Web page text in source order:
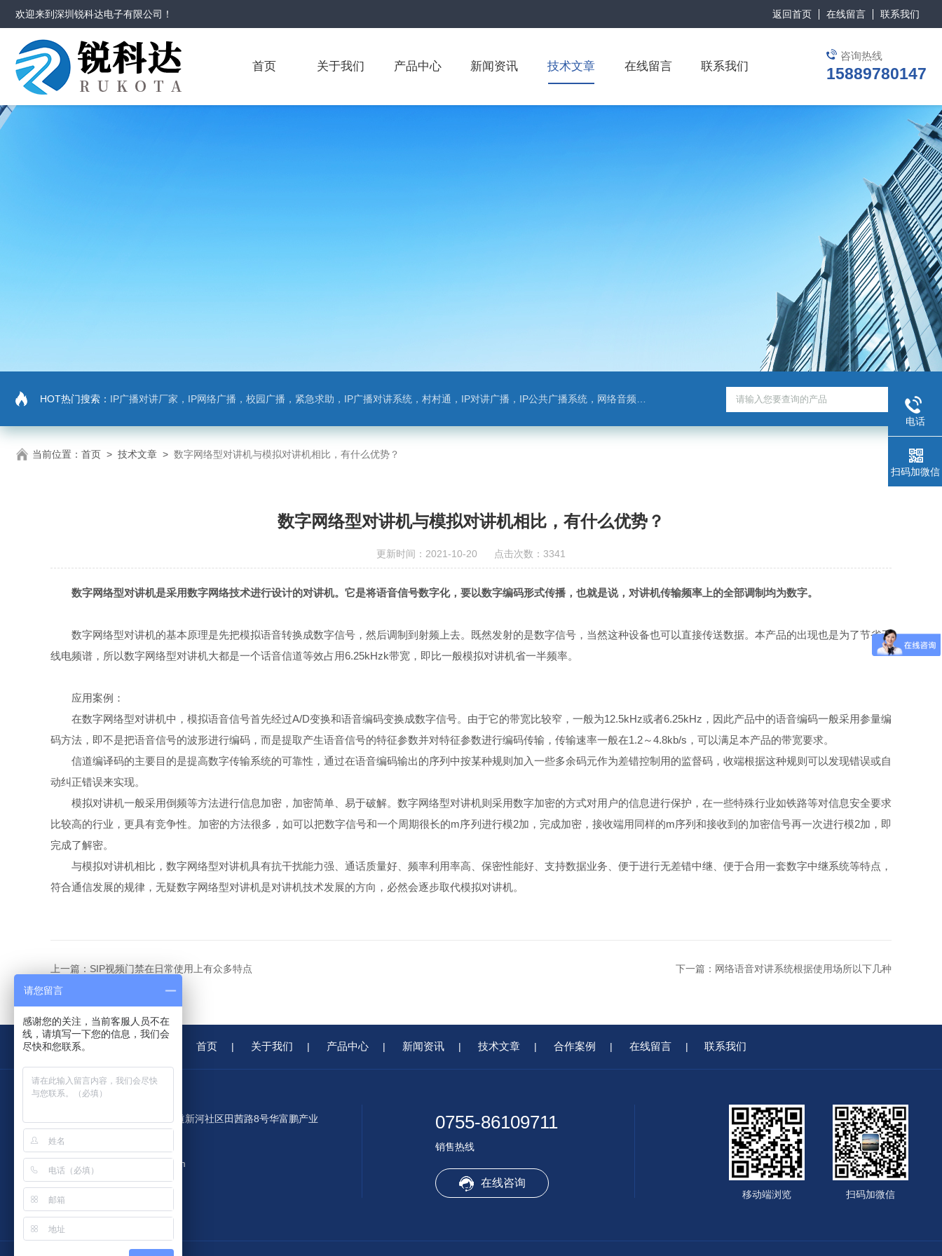
欢迎来到深圳锐科达电子有限公司 ！ 返回首页 在线留言 联系我们
咨询热线
15889780147
首页 关于我们 产品中心 新闻资讯 技术文章 在线留言 联系我们
HOT热门搜索： IP广播对讲厂家，IP网络广播，校园广播，紧急求助，IP广播对讲系统，村村通，IP对讲广播，IP公共广播系统，网络音频模块，银行对讲，背景音乐，网络录播，班班通
当前位置： 首页 > 技术文章 > 数字网络型对讲机与模拟对讲机相比，有什么优势？
数字网络型对讲机与模拟对讲机相比，有什么优势？
更新时间：2021-10-20 点击次数：3341
数字网络型对讲机是采用数字网络技术进行设计的对讲机。它是将语音信号数字化，要以数字编码形式传播，也就是说，对讲机传输频率上的全部调制均为数字。
数字网络型对讲机的基本原理是先把模拟语音转换成数字信号，然后调制到射频上去。既然发射的是数字信号，当然这种设备也可以直接传送数据。本产品的出现也是为了节省无
线电频谱，所以数字网络型对讲机大都是一个话音信道等效占用6.25kHzk带宽，即比一般模拟对讲机省一半频率。
应用案例：
在数字网络型对讲机中，模拟语音信号首先经过A/D变换和语音编码变换成数字信号。由于它的带宽比较窄，一般为12.5kHz或者6.25kHz，因此产品中的语音编码一般采用参量编
码方法，即不是把语音信号的波形进行编码，而是提取产生语音信号的特征参数并对特征参数进行编码传输，传输速率一般在1.2～4.8kb/s，可以满足本产品的带宽要求。
信道编译码的主要目的是提高数字传输系统的可靠性，通过在语音编码输出的序列中按某种规则加入一些多余码元作为差错控制用的监督码，收端根据这种规则可以发现错误或自
动纠正错误来实现。
模拟对讲机一般采用倒频等方法进行信息加密，加密简单、易于破解。数字网络型对讲机则采用数字加密的方式对用户的信息进行保护，在一些特殊行业如铁路等对信息安全要求
比较高的行业，更具有竞争性。加密的方法很多，如可以把数字信号和一个周期很长的m序列进行模2加，完成加密，接收端用同样的m序列和接收到的加密信号再一次进行模2加，即
完成了解密。
与模拟对讲机相比，数字网络型对讲机具有抗干扰能力强、通话质量好、频率利用率高、保密性能好、支持数据业务、便于进行无差错中继、便于合用一套数字中继系统等特点，
符合通信发展的规律，无疑数字网络型对讲机是对讲机技术发展的方向，必然会逐步取代模拟对讲机。
上一篇： SIP视频门禁在日常使用上有众多特点 下一篇： 网络语音对讲系统根据使用场所以下几种
首页 | 关于我们 | 产品中心 | 新闻资讯 | 技术文章 | 合作案例 | 在线留言 | 联系我们
公司地址：深圳市龙华区观澜街道新河社区田茜路8号华富鹏产业
园C栋408室
公司邮箱：3008992182@qq.com
公司传真：86-0755-86109711
0755-86109711
销售热线
在线咨询
扫码加微信
移动端浏览
电话
扫码加微信
请您留言
感谢您的关注，当前客服人员不在
线，请填写一下您的信息，我们会
尽快和您联系。